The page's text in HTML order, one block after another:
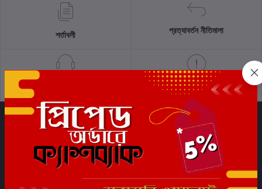
শর্তাবলী প্রত্যাবর্তন নীতিমালা
গোপনীয়তা নীতি
সাবস্ক্রাইব